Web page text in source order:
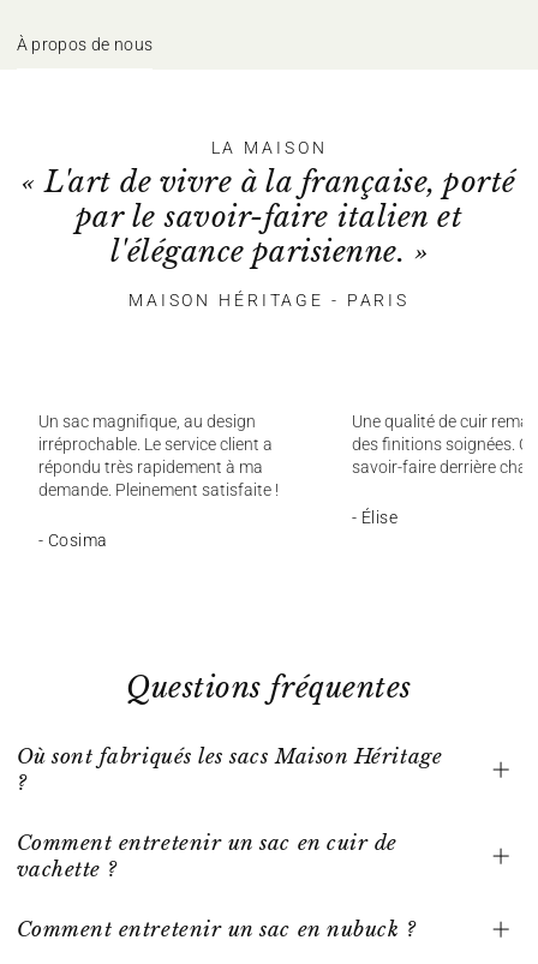
À propos de nous
LA MAISON
« L'art de vivre à la française, porté
par le savoir-faire italien et
l'élégance parisienne. »
MAISON HÉRITAGE - PARIS
Un sac magnifique, au design
irréprochable. Le service client a
répondu très rapidement à ma
demande. Pleinement satisfaite !
- Cosima
Une qualité de cuir
des finitions soignées.
savoir-faire derrière
- Élise
Questions fréquentes
Où sont fabriqués les sacs Maison Héritage
?
Comment entretenir un sac en cuir de
vachette ?
Comment entretenir un sac en nubuck ?